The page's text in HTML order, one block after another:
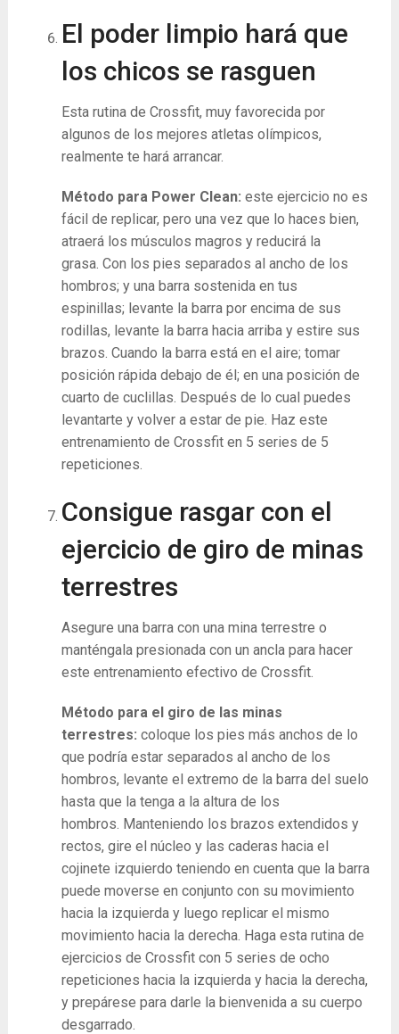
El poder limpio hará que
los chicos se rasguen
Esta rutina de Crossfit, muy favorecida por
algunos de los mejores atletas olímpicos,
realmente te hará arrancar.
Método para Power Clean: este ejercicio no es
fácil de replicar, pero una vez que lo haces bien,
atraerá los músculos magros y reducirá la
grasa. Con los pies separados al ancho de los
hombros; y una barra sostenida en tus
espinillas; levante la barra por encima de sus
rodillas, levante la barra hacia arriba y estire sus
brazos. Cuando la barra está en el aire; tomar
posición rápida debajo de él; en una posición de
cuarto de cuclillas. Después de lo cual puedes
levantarte y volver a estar de pie. Haz este
entrenamiento de Crossfit en 5 series de 5
repeticiones.
Consigue rasgar con el
ejercicio de giro de minas
terrestres
Asegure una barra con una mina terrestre o
manténgala presionada con un ancla para hacer
este entrenamiento efectivo de Crossfit.
Método para el giro de las minas
terrestres: coloque los pies más anchos de lo
que podría estar separados al ancho de los
hombros, levante el extremo de la barra del suelo
hasta que la tenga a la altura de los
hombros. Manteniendo los brazos extendidos y
rectos, gire el núcleo y las caderas hacia el
cojinete izquierdo teniendo en cuenta que la barra
puede moverse en conjunto con su movimiento
hacia la izquierda y luego replicar el mismo
movimiento hacia la derecha. Haga esta rutina de
ejercicios de Crossfit con 5 series de ocho
repeticiones hacia la izquierda y hacia la derecha,
y prepárese para darle la bienvenida a su cuerpo
desgarrado.